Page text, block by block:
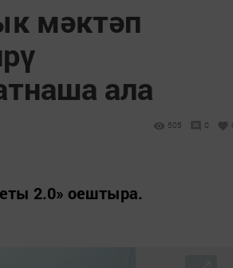
мәктәп
ала
505 0
2.0» оештыра.